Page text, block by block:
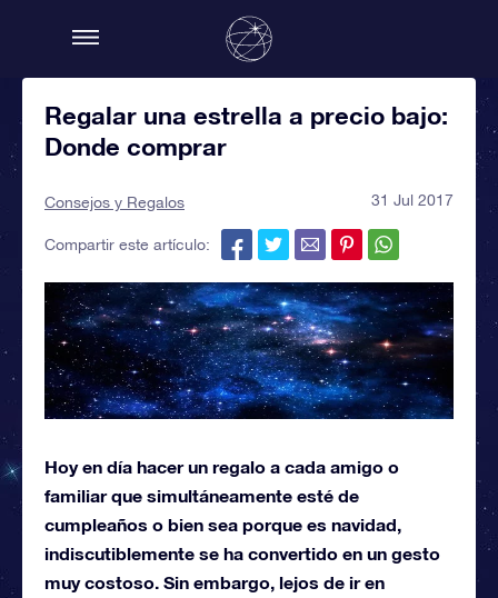
Regalar una estrella a precio bajo:
Donde comprar
Consejos y Regalos 31 Jul 2017
Compartir este artículo:
Hoy en día hacer un regalo a cada amigo o
familiar que simultáneamente esté de
cumpleaños o bien sea porque es navidad,
indiscutiblemente se ha convertido en un gesto
muy costoso. Sin embargo, lejos de ir en